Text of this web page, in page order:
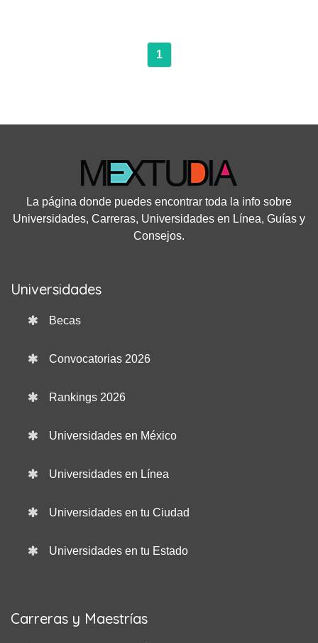
1
La página donde puedes encontrar toda la info sobre
Universidades, Carreras, Universidades en Línea, Guías y
Consejos.
Universidades
Becas
Convocatorias 2026
Rankings 2026
Universidades en México
Universidades en Línea
Universidades en tu Ciudad
Universidades en tu Estado
Carreras y Maestrías